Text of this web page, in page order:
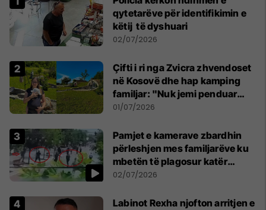
qytetarëve për identifikimin e
këtij të dyshuari
02/07/2026
Çifti i ri nga Zvicra zhvendoset
në Kosovë dhe hap kamping
familjar: "Nuk jemi penduar
asnjë ditë"
01/07/2026
Pamjet e kamerave zbardhin
përleshjen mes familjarëve ku
mbetën të plagosur katër
persona
02/07/2026
Labinot Rexha njofton arritjen e